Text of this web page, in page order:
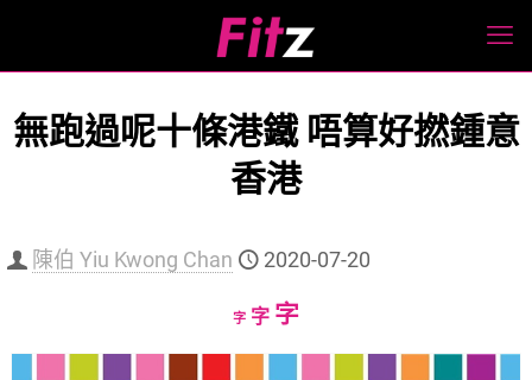
無跑過呢十條港鐵 唔算好撚鍾意
香港
陳伯 Yiu Kwong Chan 2020-07-20
字Decrease
字Reset
字Increase